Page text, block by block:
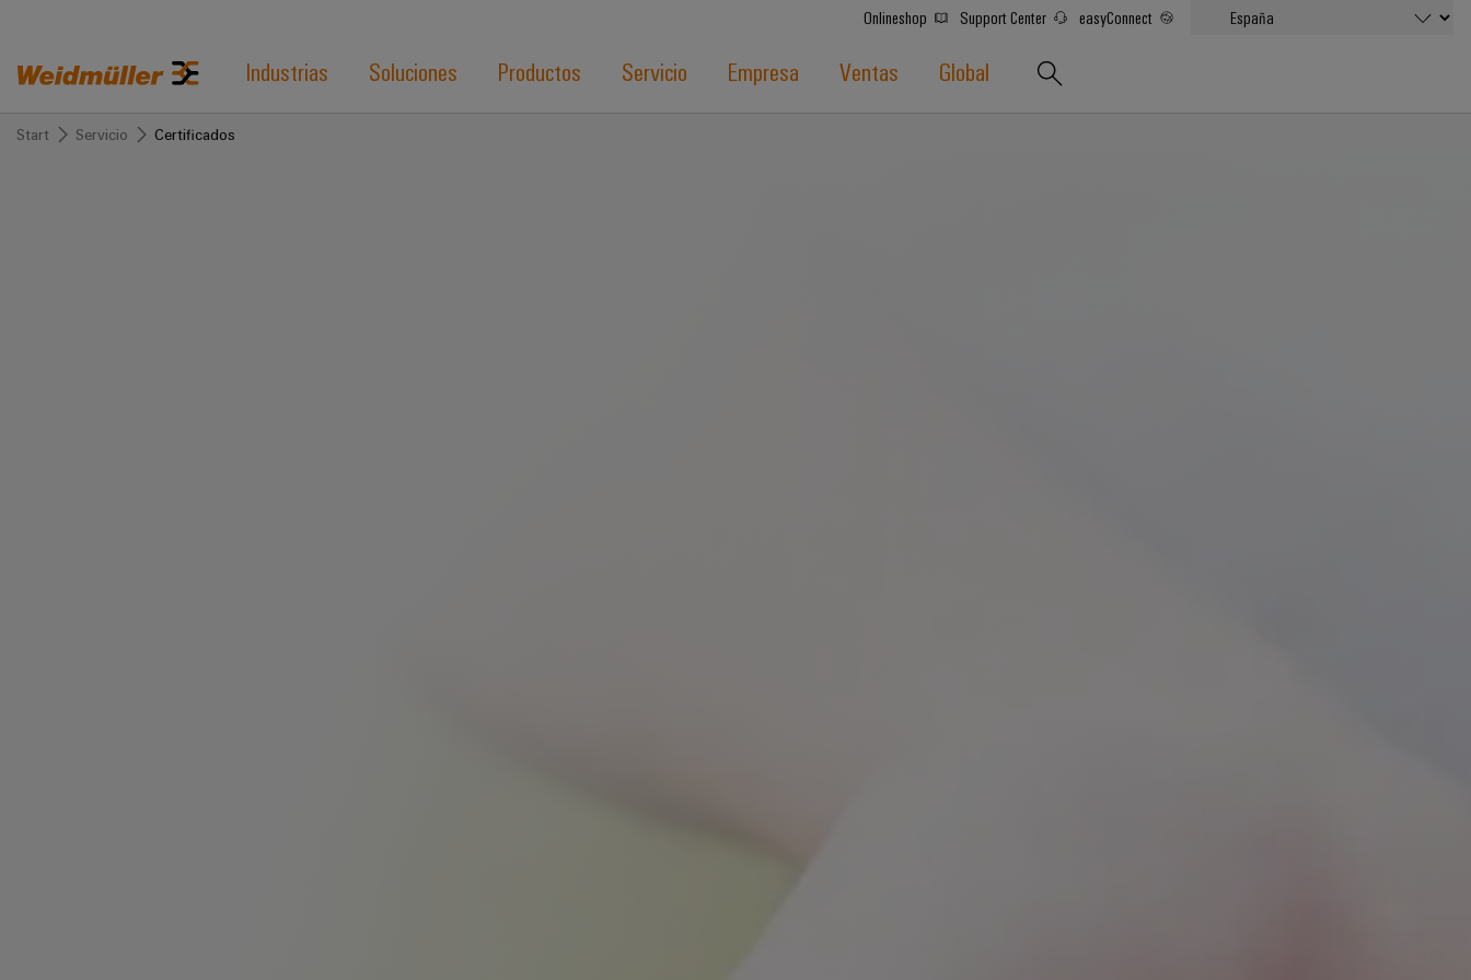
Onlineshop Support Center easyConnect
Industrias Soluciones Productos Servicio Empresa Ventas Global
Start Servicio Certificados